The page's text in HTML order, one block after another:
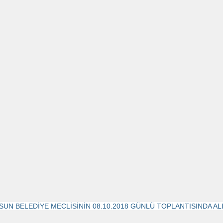
BELEDİYE MECLİSİNİN 08.10.2018 GÜNLÜ TOPLANTISINDA